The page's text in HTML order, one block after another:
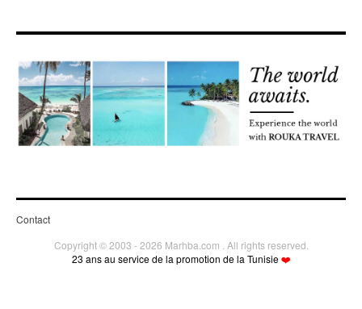
Contact
Copyright © 2003 - 2026 Marhba.com . All rights reserved.
23 ans au service de la promotion de la Tunisie ❤️